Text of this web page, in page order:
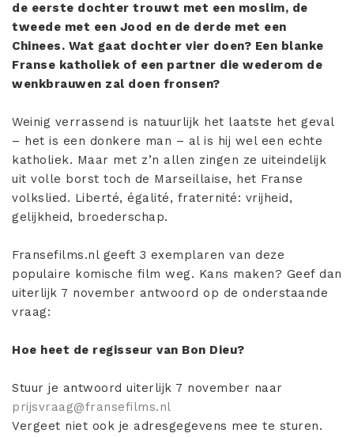
de eerste dochter trouwt met een moslim, de
tweede met een Jood en de derde met een
Chinees. Wat gaat dochter vier doen? Een blanke
Franse katholiek of een partner die wederom de
wenkbrauwen zal doen fronsen?
Weinig verrassend is natuurlijk het laatste het geval
– het is een donkere man – al is hij wel een echte
katholiek. Maar met z’n allen zingen ze uiteindelijk
uit volle borst toch de Marseillaise, het Franse
volkslied. Liberté, égalité, fraternité: vrijheid,
gelijkheid, broederschap.
Fransefilms.nl geeft 3 exemplaren van deze
populaire komische film weg. Kans maken? Geef dan
uiterlijk 7 november antwoord op de onderstaande
vraag:
Hoe heet de regisseur van Bon Dieu?
Stuur je antwoord uiterlijk 7 november naar
prijsvraag@fransefilms.nl
Vergeet niet ook je adresgegevens mee te sturen.